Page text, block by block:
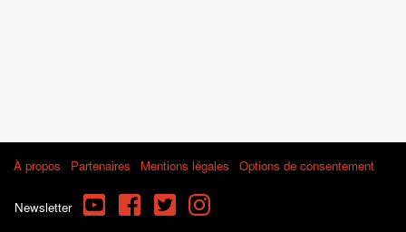
À propos Partenaires Mentions légales Options de consentement
Newsletter YouTube FacebookTwitterInstagram